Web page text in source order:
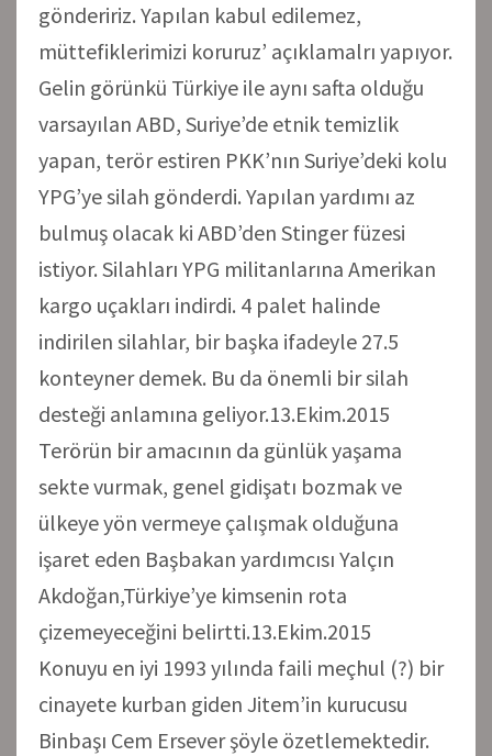
göndeririz. Yapılan kabul edilemez,
müttefiklerimizi koruruz’ açıklamalrı yapıyor.
Gelin görünkü Türkiye ile aynı safta olduğu
varsayılan ABD, Suriye’de etnik temizlik
yapan, terör estiren PKK’nın Suriye’deki kolu
YPG’ye silah gönderdi. Yapılan yardımı az
bulmuş olacak ki ABD’den Stinger füzesi
istiyor. Silahları YPG militanlarına Amerikan
kargo uçakları indirdi. 4 palet halinde
indirilen silahlar, bir başka ifadeyle 27.5
konteyner demek. Bu da önemli bir silah
desteği anlamına geliyor.13.Ekim.2015
Terörün bir amacının da günlük yaşama
sekte vurmak, genel gidişatı bozmak ve
ülkeye yön vermeye çalışmak olduğuna
işaret eden Başbakan yardımcısı Yalçın
Akdoğan,Türkiye’ye kimsenin rota
çizemeyeceğini belirtti.13.Ekim.2015
Konuyu en iyi 1993 yılında faili meçhul (?) bir
cinayete kurban giden Jitem’in kurucusu
Binbaşı Cem Ersever şöyle özetlemektedir.